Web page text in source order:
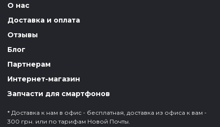
О нас
Доставка и оплата
Отзывы
Блог
Партнерам
Интернет-магазин
Запчасти для смартфонов
* Доставка к нам в офис - бесплатная, доставка из офиса к вам -
300 грн. или по тарифам Новой Почты.